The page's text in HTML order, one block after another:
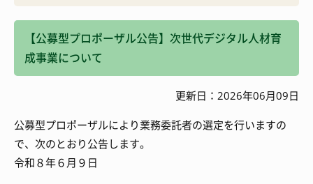
【公募型プロポーザル公告】次世代デジタル人材育
成事業について
更新日：2026年06月09日
公募型プロポーザルにより業務委託者の選定を行いますの
で、次のとおり公告します。
令和８年６月９日